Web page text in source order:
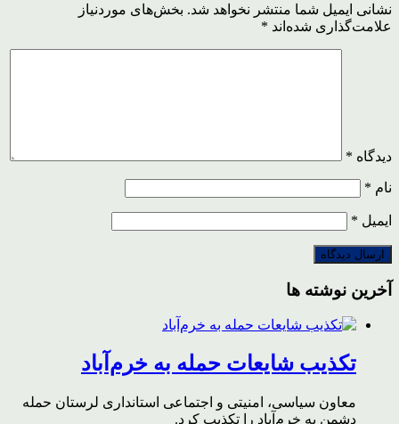
نشانی ایمیل شما منتشر نخواهد شد. بخش‌های موردنیاز
علامت‌گذاری شده‌اند *
دیدگاه *
نام *
ایمیل *
آخرین نوشته ها
تکذیب شایعات حمله به خرم‌آباد
معاون سیاسی، امنیتی و اجتماعی استانداری لرستان حمله
دشمن به خرم‌آباد را تکذیب کرد.